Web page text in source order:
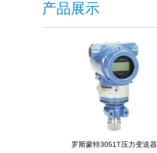
产品展示
罗斯蒙特3051T压力变送器